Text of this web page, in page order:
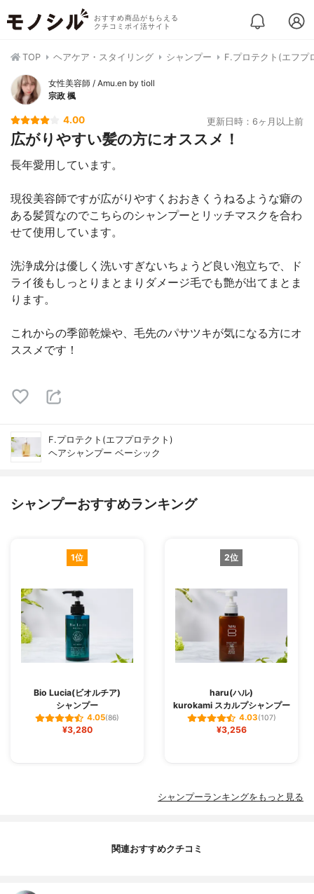
おすすめ商品がもらえる
クチコミポイ活サイト
TOP ヘアケア・スタイリング シャンプー F.プロテクト(エフプ
女性美容師 / Amu.en by tioll
宗政 楓
4.00 更新日時：6ヶ月以上前
広がりやすい髪の方にオススメ！
長年愛用しています。
現役美容師ですが広がりやすくおおきくうねるような癖の
ある髪質なのでこちらのシャンプーとリッチマスクを合わ
せて使用しています。
洗浄成分は優しく洗いすぎないちょうど良い泡立ちで、ド
ライ後もしっとりまとまりダメージ毛でも艶が出てまとま
ります。
これからの季節乾燥や、毛先のパサツキが気になる方にオ
ススメです！
F.プロテクト(エフプロテクト)
ヘアシャンプー ベーシック
シャンプーおすすめランキング
1位
Bio Lucia(ビオルチア)
シャンプー
4.05(86)
¥3,280
2位
haru(ハル)
kurokami スカルプシャンプー
4.03(107)
¥3,256
シャンプーランキングをもっと見る
関連おすすめクチコミ